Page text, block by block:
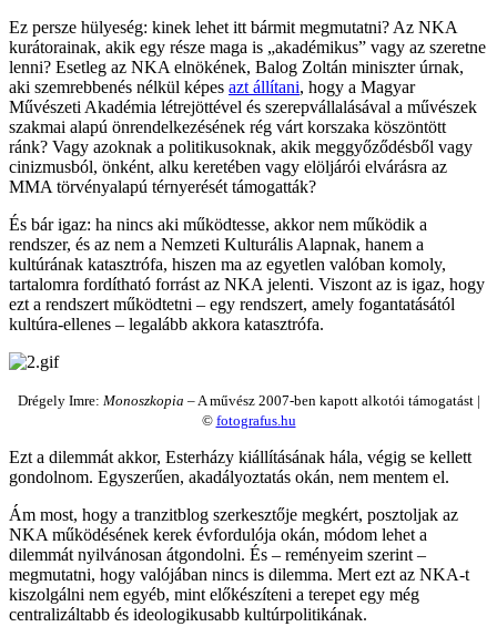
Ez persze hülyeség: kinek lehet itt bármit megmutatni? Az NKA
kurátorainak, akik egy része maga is „akadémikus” vagy az szeretne
lenni? Esetleg az NKA elnökének, Balog Zoltán miniszter úrnak,
aki szemrebbenés nélkül képes azt állítani, hogy a Magyar
Művészeti Akadémia létrejöttével és szerepvállalásával a művészek
szakmai alapú önrendelkezésének rég várt korszaka köszöntött
ránk? Vagy azoknak a politikusoknak, akik meggyőződésből vagy
cinizmusból, önként, alku keretében vagy elöljárói elvárásra az
MMA törvényalapú térnyerését támogatták?
És bár igaz: ha nincs aki működtesse, akkor nem működik a
rendszer, és az nem a Nemzeti Kulturális Alapnak, hanem a
kultúrának katasztrófa, hiszen ma az egyetlen valóban komoly,
tartalomra fordítható forrást az NKA jelenti. Viszont az is igaz, hogy
ezt a rendszert működtetni – egy rendszert, amely fogantatásától
kultúra-ellenes – legalább akkora katasztrófa.
Drégely Imre: Monoszkopia – A művész 2007-ben kapott alkotói támogatást |
© fotografus.hu
Ezt a dilemmát akkor, Esterházy kiállításának hála, végig se kellett
gondolnom. Egyszerűen, akadályoztatás okán, nem mentem el.
Ám most, hogy a tranzitblog szerkesztője megkért, posztoljak az
NKA működésének kerek évfordulója okán, módom lehet a
dilemmát nyilvánosan átgondolni. És – reményeim szerint –
megmutatni, hogy valójában nincs is dilemma. Mert ezt az NKA-t
kiszolgálni nem egyéb, mint előkészíteni a terepet egy még
centralizáltabb és ideologikusabb kultúrpolitikának.